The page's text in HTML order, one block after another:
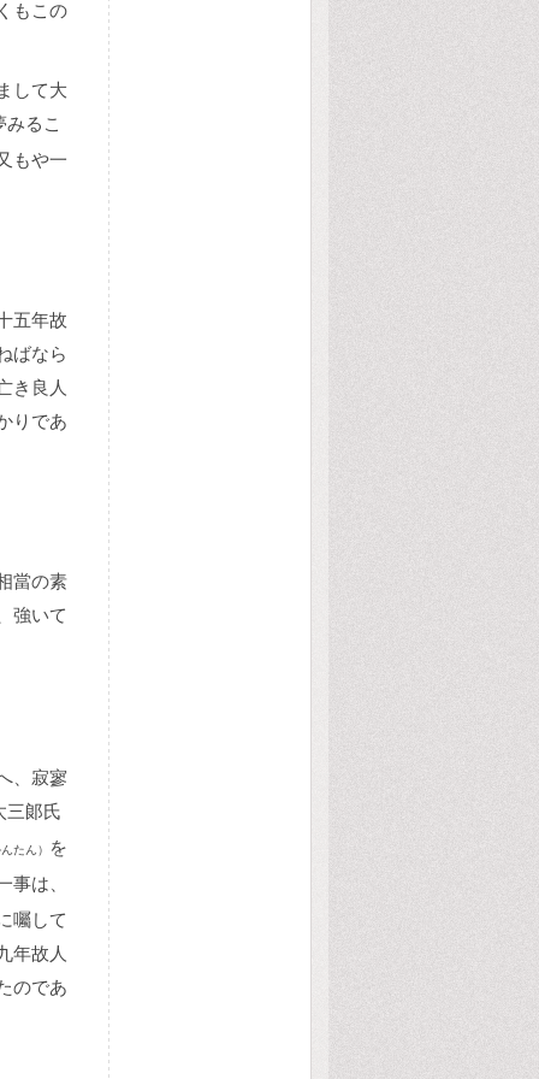
もこの
して大
みるこ
もや一
五年故
ばなら
き良人
りであ
當の素
強いて
、寂寥
三郞氏
たん）
を
事は、
囑して
年故人
のであ